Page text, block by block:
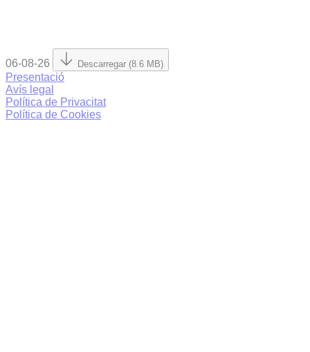
06-08-26 Descarregar (8.6 MB)
Presentació
Avís legal
Política de Privacitat
Política de Cookies